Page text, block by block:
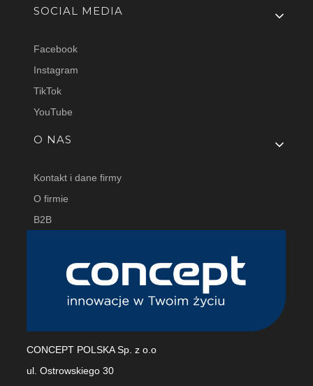
SOCIAL MEDIA
Facebook
Instagram
TikTok
YouTube
O NAS
Kontakt i dane firmy
O firmie
B2B
CONCEPT POLSKA Sp. z o.o
ul. Ostrowskiego 30